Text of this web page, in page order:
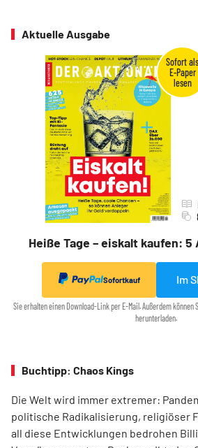
Aktuelle Ausgabe
Heiße Tage – eiskalt kaufen:
Sofortkauf Im
Sie erhalten einen Download-Link per E-Mail. Außerdem
herunterladen.
Buchtipp: Chaos Kings
Die Welt wird immer extremer:
politische Radikalisierung, religiöser
all diese Entwicklungen bedrohen